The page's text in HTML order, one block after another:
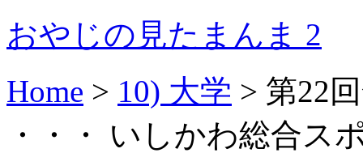
おやじの見たまんま 2
Home > 10) 大学 > 第22
・・・ いしかわ総合ス